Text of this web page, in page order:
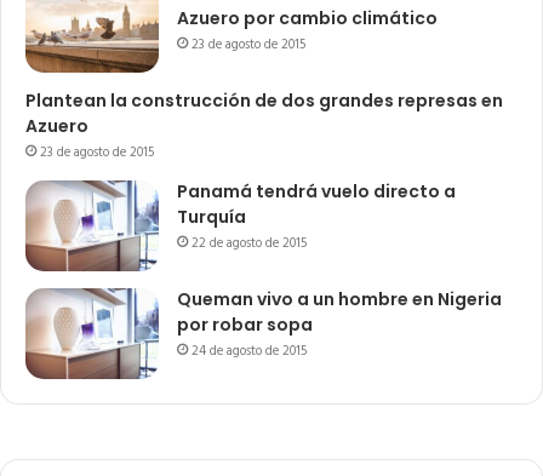
Azuero por cambio climático
23 de agosto de 2015
Plantean la construcción de dos grandes represas en
Azuero
23 de agosto de 2015
Panamá tendrá vuelo directo a
Turquía
22 de agosto de 2015
Queman vivo a un hombre en Nigeria
por robar sopa
24 de agosto de 2015